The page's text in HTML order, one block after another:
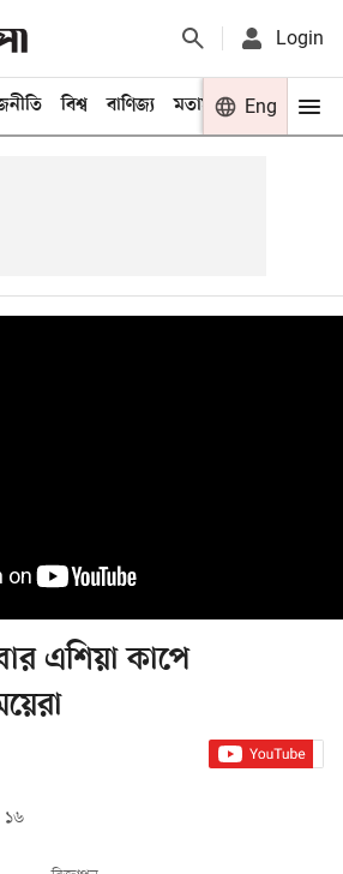
Login
বিশ্ব বাণিজ্য মতামত খেলা
Eng
এশিয়া কাপে
১৬